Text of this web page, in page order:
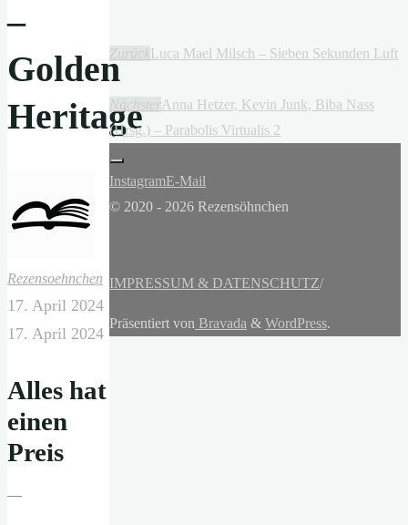
–
Golden
Heritage
Rezensoehnchen
17. April 2024
17. April 2024
Alles hat
einen
Preis
—
ZurückLuca Mael Milsch – Sieben Sekunden Luft
NächsterAnna Hetzer, Kevin Junk, Biba Nass
(Hrsg.) – Parabolis Virtualis 2
InstagramE-Mail
© 2020 - 2026 Rezensöhnchen
IMPRESSUM & DATENSCHUTZ/
Präsentiert von Bravada & WordPress.